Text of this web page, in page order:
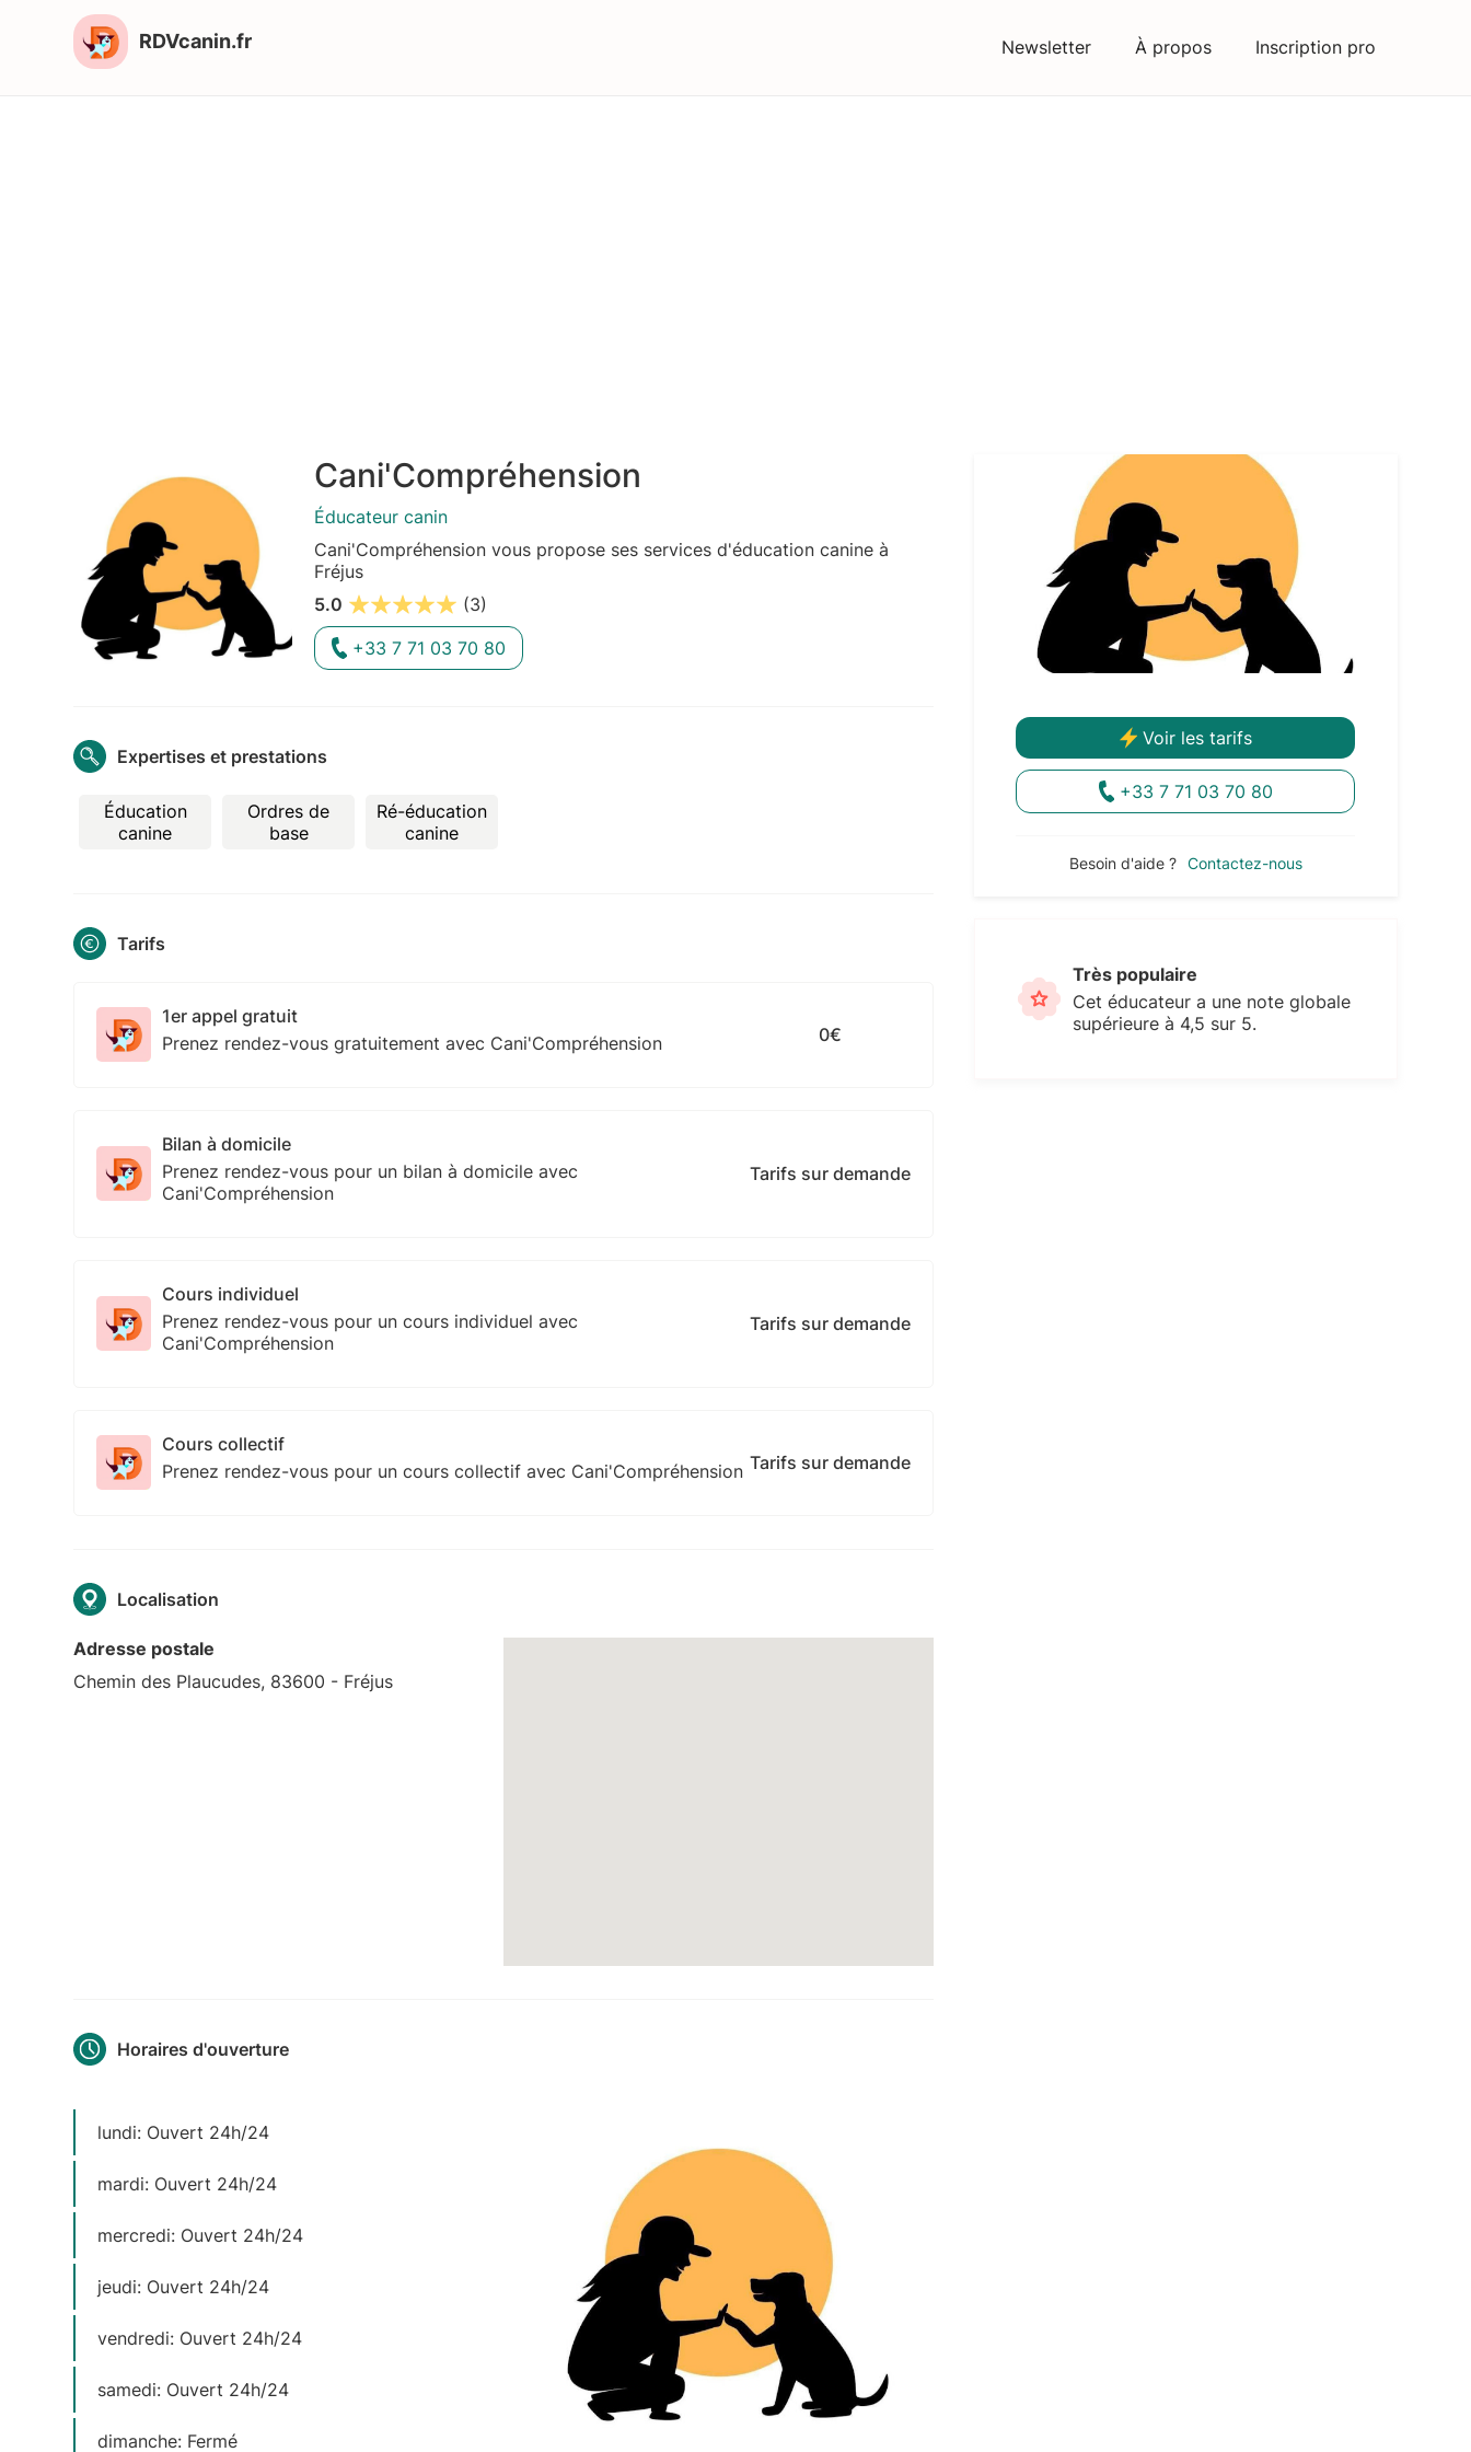
RDVcanin.fr Newsletter À propos Inscription pro
Cani'Compréhension
Éducateur canin
Cani'Compréhension vous propose ses services d'éducation canine à
Fréjus
5.0
(3)
+33 7 71 03 70 80
Expertises et prestations
Éducation
canine
Ordres de
base
Ré-éducation
canine
Tarifs
1er appel gratuit
Prenez rendez-vous gratuitement avec Cani'Compréhension
0€
Bilan à domicile
Prenez rendez-vous pour un bilan à domicile avec
Cani'Compréhension
Tarifs sur demande
Cours individuel
Prenez rendez-vous pour un cours individuel avec
Cani'Compréhension
Tarifs sur demande
Cours collectif
Prenez rendez-vous pour un cours collectif avec Cani'Compréhension Tarifs sur demande
Localisation
Adresse postale
Chemin des Plaucudes, 83600 - Fréjus
Horaires d'ouverture
lundi: Ouvert 24h/24
mardi: Ouvert 24h/24
mercredi: Ouvert 24h/24
jeudi: Ouvert 24h/24
vendredi: Ouvert 24h/24
samedi: Ouvert 24h/24
dimanche: Fermé
Voir les tarifs
+33 7 71 03 70 80
Besoin d'aide ? Contactez-nous
Très populaire
Cet éducateur a une note globale
supérieure à 4,5 sur 5.